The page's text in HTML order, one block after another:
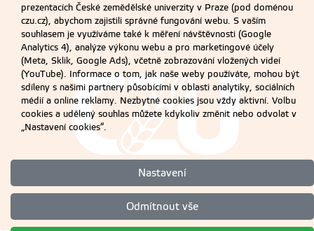
prezentacích České zemědělské univerzity v Praze (pod doménou
czu.cz), abychom zajistili správné fungování webu. S vaším
souhlasem je využíváme také k měření návštěvnosti (Google
Analytics 4), analýze výkonu webu a pro marketingové účely
(Meta, Sklik, Google Ads), včetně zobrazování vložených videí
(YouTube). Informace o tom, jak naše weby používáte, mohou být
sdíleny s našimi partnery působícími v oblasti analytiky, sociálních
médií a online reklamy. Nezbytné cookies jsou vždy aktivní. Volbu
cookies a udělený souhlas můžete kdykoliv změnit nebo odvolat v
„Nastavení cookies“.
Nastavení
Odmítnout vše